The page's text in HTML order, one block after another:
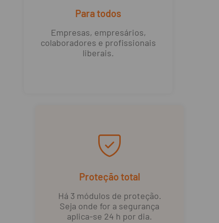
Para todos
Empresas, empresários,
colaboradores e profissionais
liberais.
Proteção total
Há 3 módulos de proteção.
Seja onde for a segurança
aplica-se 24 h por dia.